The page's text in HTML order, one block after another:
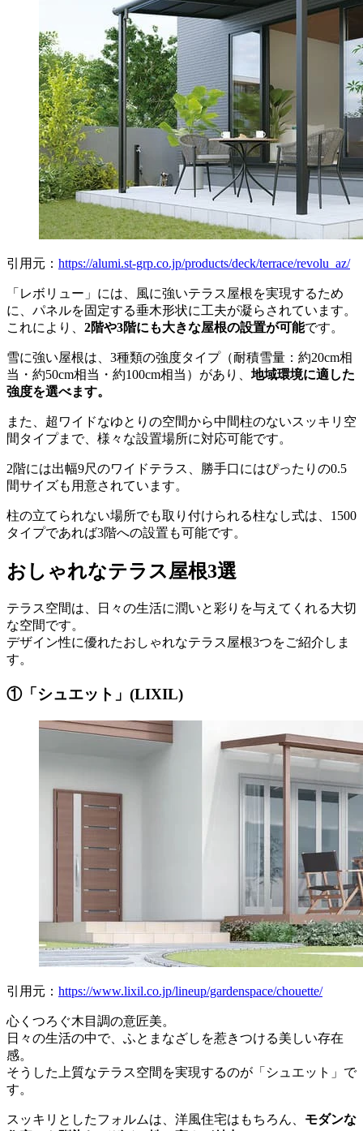
引用元： https://alumi.st-grp.co.jp/products/deck/terrace/revolu_az/
「レボリュー」には、風に強いテラス屋根を実現するため
に、パネルを固定する垂木形状に工夫が凝らされています。
これにより、 2階や3階にも大きな屋根の設置が可能です。
雪に強い屋根は、3種類の強度タイプ（耐積雪量：約20cm相
当・約50cm相当・約100cm相当）があり、 地域環境に適した
強度を選べます。
また、超ワイドなゆとりの空間から中間柱のないスッキリ空
間タイプまで、様々な設置場所に対応可能です。
2階には出幅9尺のワイドテラス、勝手口にはぴったりの0.5
間サイズも用意されています。
柱の立てられない場所でも取り付けられる柱なし式は、1500
タイプであれば3階への設置も可能です。
おしゃれなテラス屋根3選
テラス空間は、日々の生活に潤いと彩りを与えてくれる大切
な空間です。
デザイン性に優れたおしゃれなテラス屋根3つをご紹介しま
す。
①「シュエット」(LIXIL)
引用元： https://www.lixil.co.jp/lineup/gardenspace/chouette/
心くつろぐ木目調の意匠美。
日々の生活の中で、ふとまなざしを惹きつける美しい存在
感。
そうした上質なテラス空間を実現するのが「シュエット」で
す。
スッキリとしたフォルムは、洋風住宅はもちろん、 モダンな